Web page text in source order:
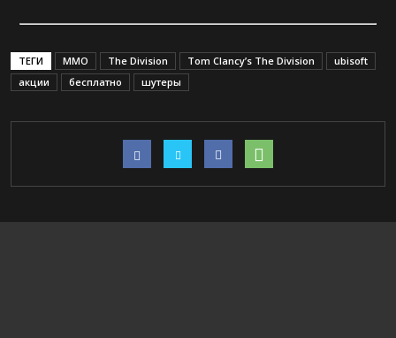
ТЕГИ MMO The Division Tom Clancy’s The Division
ubisoft
акции
бесплатно шутеры